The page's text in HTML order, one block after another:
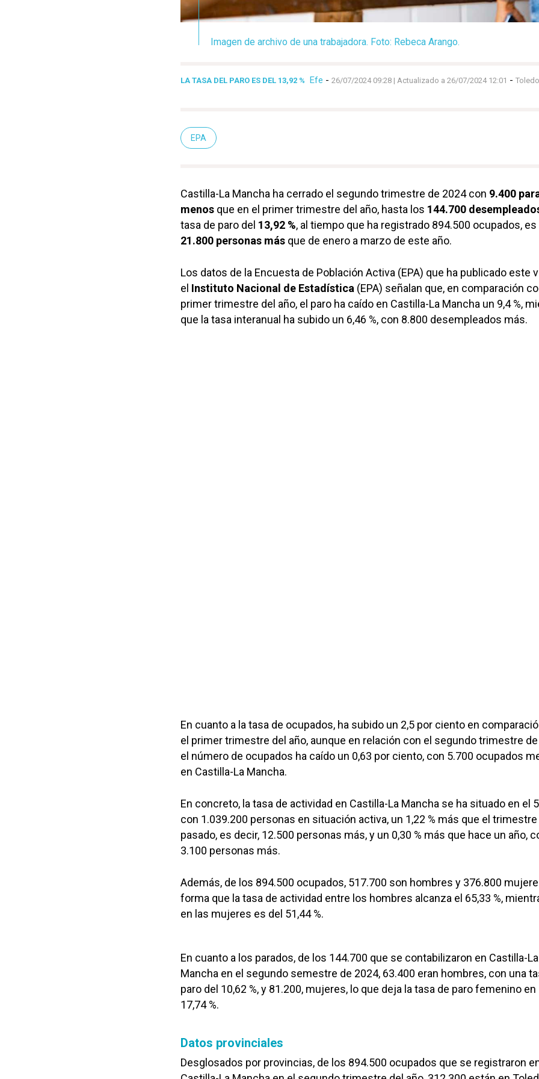
Imagen de archivo de una trabajadora. Foto: Rebeca Arango.
LA TASA DEL PARO ES DEL 13,92 % Efe - 26/07/2024 09:28 | Actualizado a 26/07/2024 12:01 - Toledo
EPA
Castilla-La Mancha ha cerrado el segundo trimestre de 2024 con 9.400
menos que en el primer trimestre del año, hasta los 144.700
tasa de paro del 13,92 %, al tiempo que ha registrado 894.500 ocupados, es
21.800 personas más que de enero a marzo de este año.
Los datos de la Encuesta de Población Activa (EPA) que ha publicado este
el Instituto Nacional de Estadística (EPA) señalan que, en comparación
primer trimestre del año, el paro ha caído en Castilla-La Mancha un 9,4 %,
que la tasa interanual ha subido un 6,46 %, con 8.800 desempleados más.
En cuanto a la tasa de ocupados, ha subido un 2,5 por ciento en
el primer trimestre del año, aunque en relación con el segundo trimestre
el número de ocupados ha caído un 0,63 por ciento, con 5.700 ocupados
en Castilla-La Mancha.
En concreto, la tasa de actividad en Castilla-La Mancha se ha situado en el
con 1.039.200 personas en situación activa, un 1,22 % más que el trimestre
pasado, es decir, 12.500 personas más, y un 0,30 % más que hace un año,
3.100 personas más.
Además, de los 894.500 ocupados, 517.700 son hombres y 376.800
forma que la tasa de actividad entre los hombres alcanza el 65,33 %,
en las mujeres es del 51,44 %.
En cuanto a los parados, de los 144.700 que se contabilizaron en Castilla-La
Mancha en el segundo semestre de 2024, 63.400 eran hombres, con una
paro del 10,62 %, y 81.200, mujeres, lo que deja la tasa de paro femenino en
17,74 %.
Datos provinciales
Desglosados por provincias, de los 894.500 ocupados que se registraron